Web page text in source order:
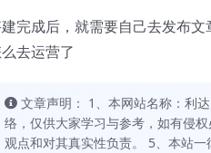
完成后，就需要自己去发布
去运营了
文章声明： 1、本网站名称：利
络，仅供大家学习与参考，如有侵
观点和对其真实性负责。 5、本站